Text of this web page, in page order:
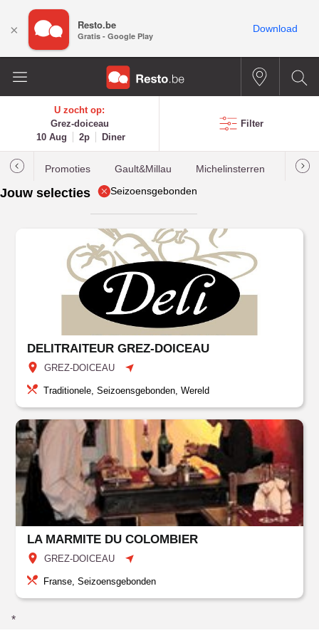
U zocht op:
Grez-doiceau
10 Aug
2p Diner
Filter
Promoties Gault&Millau Michelinsterren
Jouw selecties Seizoensgebonden
DELITRAITEUR GREZ-DOICEAU
GREZ-DOICEAU
Traditionele, Seizoensgebonden, Wereld
LA MARMITE DU COLOMBIER
GREZ-DOICEAU
Franse, Seizoensgebonden
*
× Resto.be
Gratis - Google Play
Download